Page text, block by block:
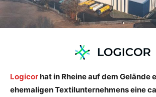
Logicorhat in Rheine auf dem Gelände
ehemaligen Textilunternehmens eine